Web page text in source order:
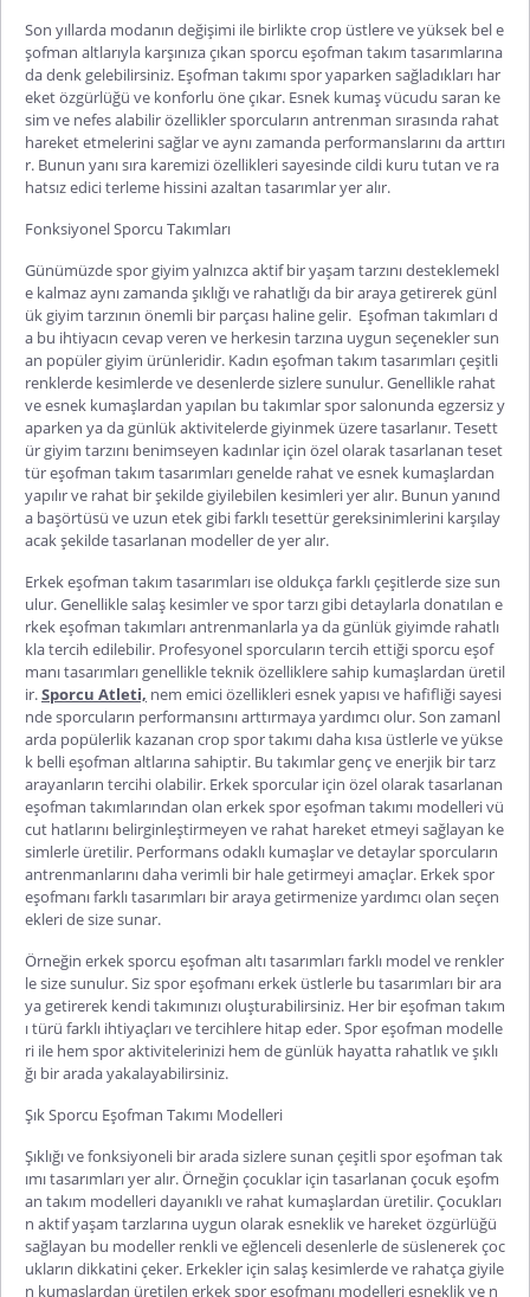
Son yıllarda modanın değişimi ile birlikte crop üstlere ve yüksek bel e
şofman altlarıyla karşınıza çıkan sporcu eşofman takım tasarımlarına
da denk gelebilirsiniz. Eşofman takımı spor yaparken sağladıkları har
eket özgürlüğü ve konforlu öne çıkar. Esnek kumaş vücudu saran ke
sim ve nefes alabilir özellikler sporcuların antrenman sırasında rahat
hareket etmelerini sağlar ve aynı zamanda performanslarını da arttırı
r. Bunun yanı sıra karemizi özellikleri sayesinde cildi kuru tutan ve ra
hatsız edici terleme hissini azaltan tasarımlar yer alır.
Fonksiyonel Sporcu Takımları
Günümüzde spor giyim yalnızca aktif bir yaşam tarzını desteklemekl
e kalmaz aynı zamanda şıklığı ve rahatlığı da bir araya getirerek günl
ük giyim tarzının önemli bir parçası haline gelir. Eşofman takımları d
a bu ihtiyacın cevap veren ve herkesin tarzına uygun seçenekler sun
an popüler giyim ürünleridir. Kadın eşofman takım tasarımları çeşitli
renklerde kesimlerde ve desenlerde sizlere sunulur. Genellikle rahat
ve esnek kumaşlardan yapılan bu takımlar spor salonunda egzersiz y
aparken ya da günlük aktivitelerde giyinmek üzere tasarlanır. Tesett
ür giyim tarzını benimseyen kadınlar için özel olarak tasarlanan teset
tür eşofman takım tasarımları genelde rahat ve esnek kumaşlardan
yapılır ve rahat bir şekilde giyilebilen kesimleri yer alır. Bunun yanınd
a başörtüsü ve uzun etek gibi farklı tesettür gereksinimlerini karşılay
acak şekilde tasarlanan modeller de yer alır.
Erkek eşofman takım tasarımları ise oldukça farklı çeşitlerde size sun
ulur. Genellikle salaş kesimler ve spor tarzı gibi detaylarla donatılan e
rkek eşofman takımları antrenmanlarla ya da günlük giyimde rahatlı
kla tercih edilebilir. Profesyonel sporcuların tercih ettiği sporcu eşof
manı tasarımları genellikle teknik özelliklere sahip kumaşlardan üretil
ir.Sporcu Atleti, nem emici özellikleri esnek yapısı ve hafifliği sayesi
nde sporcuların performansını arttırmaya yardımcı olur. Son zamanl
arda popülerlik kazanan crop spor takımıdaha kısa üstlerle ve yükse
k belli eşofman altlarına sahiptir. Bu takımlar genç ve enerjik bir tarz
arayanların tercihi olabilir. Erkek sporcular için özel olarak tasarlanan
eşofman takımlarından olan erkek spor eşofman takımı modelleri vü
cut hatlarını belirginleştirmeyen ve rahat hareket etmeyi sağlayan ke
simlerle üretilir. Performans odaklı kumaşlar ve detaylar sporcuların
antrenmanlarını daha verimli bir hale getirmeyi amaçlar. Erkek spor
eşofmanıfarklı tasarımları bir araya getirmenize yardımcı olan seçen
ekleri de size sunar.
Örneğin erkek sporcu eşofman altıtasarımları farklı model ve renkler
le size sunulur. Sizspor eşofmanı erkek üstlerle bu tasarımları bir ara
ya getirerek kendi takımınızı oluşturabilirsiniz. Her bir eşofman takım
ı türü farklı ihtiyaçları ve tercihlere hitap eder.Spor eşofman modelle
ri ile hem spor aktivitelerinizi hem de günlük hayatta rahatlık ve şıklı
ğı bir arada yakalayabilirsiniz.
Şık Sporcu Eşofman Takımı Modelleri
Şıklığı ve fonksiyoneli bir arada sizlere sunan çeşitli spor eşofman tak
ımı tasarımları yer alır. Örneğin çocuklar için tasarlanan çocuk eşofm
an takım modelleri dayanıklı ve rahat kumaşlardan üretilir. Çocukları
n aktif yaşam tarzlarına uygun olarak esneklik ve hareket özgürlüğü
sağlayan bu modeller renkli ve eğlenceli desenlerle de süslenerek çoc
ukların dikkatini çeker. Erkekler için salaş kesimlerde ve rahatça giyile
n kumaşlardan üretilen erkek spor eşofmanı modelleri esneklik ve n